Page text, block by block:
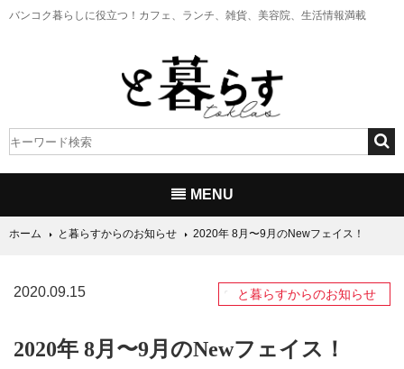
バンコク暮らしに役立つ！ カフェ、ランチ、雑貨、美容院、生活情報満載
MENU
ホーム と暮らすからのお知らせ 2020年 8月〜9月のNewフェイス！
2020.09.15 と暮らすからのお知らせ
2020年 8月〜9月のNewフェイス！